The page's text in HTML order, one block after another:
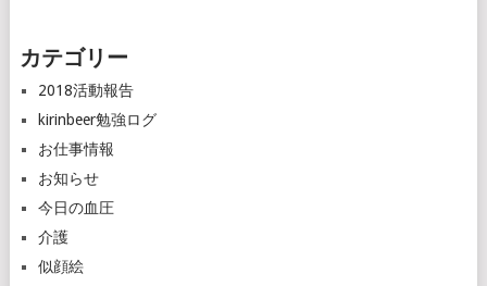
カテゴリー
2018活動報告
kirinbeer勉強ログ
お仕事情報
お知らせ
今日の血圧
介護
似顔絵